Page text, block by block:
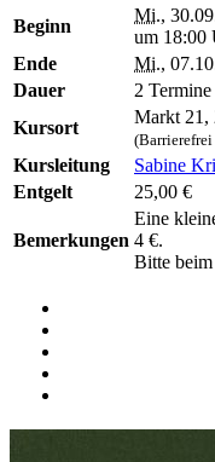
Beginn
Mi.,
um 18:00
Ende
Mi.,
Dauer
2 Termine
Kursort
Markt 21,
Kursleitung
Sabine
Entgelt
25,00 €
Bemerkungen
Eine
4 €.
Bitte